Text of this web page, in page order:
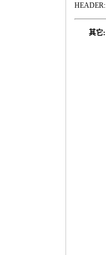
HEADER:
其它: